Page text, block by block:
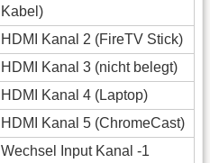
Kabel)
HDMI Kanal 2 (FireTV Stick)
HDMI Kanal 3 (nicht belegt)
HDMI Kanal 4 (Laptop)
HDMI Kanal 5 (ChromeCast)
Wechsel Input Kanal -1